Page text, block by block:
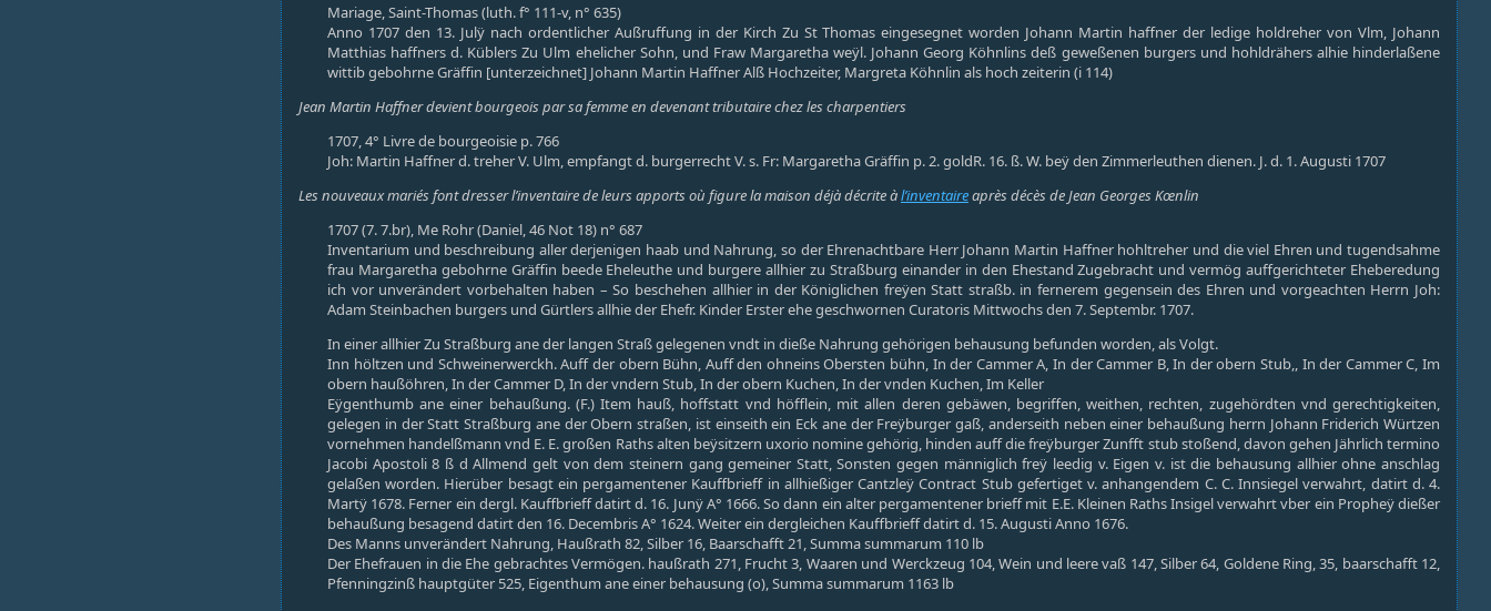
Mariage, Saint-Thomas (luth. f° 111-v, n° 635)
Anno 1707 den 13. Julÿ nach ordentlicher Außruffung in der Kirch Zu St Thomas eingesegnet worden Johann Martin haffner der ledige holdreher von Vlm, Johann
Matthias haffners d. Küblers Zu Ulm ehelicher Sohn, und Fraw Margaretha weÿl. Johann Georg Köhnlins deß geweßenen burgers und hohldrähers alhie hinderlaßene
wittib gebohrne Gräffin [unterzeichnet] Johann Martin Haffner Alß Hochzeiter, Margreta Köhnlin als hoch zeiterin (i 114)
Jean Martin Haffner devient bourgeois par sa femme en devenant tributaire chez les charpentiers
1707, 4° Livre de bourgeoisie p. 766
Joh: Martin Haffner d. treher V. Ulm, empfangt d. burgerrecht V. s. Fr: Margaretha Gräffin p. 2. goldR. 16. ß. W. beÿ den Zimmerleuthen dienen. J. d. 1. Augusti 1707
Les nouveaux mariés font dresser l’inventaire de leurs apports où figure la maison déjà décrite àl’inventaireaprès décès de Jean Georges Kœnlin
1707 (7. 7.br), Me Rohr (Daniel, 46 Not 18) n° 687
Inventarium und beschreibung aller derjenigen haab und Nahrung, so der Ehrenachtbare Herr Johann Martin Haffner hohltreher und die viel Ehren und tugendsahme
frau Margaretha gebohrne Gräffin beede Eheleuthe und burgere allhier zu Straßburg einander in den Ehestand Zugebracht und vermög auffgerichteter Eheberedung
ich vor unverändert vorbehalten haben – So beschehen allhier in der Königlichen freÿen Statt straßb. in fernerem gegensein des Ehren und vorgeachten Herrn Joh:
Adam Steinbachen burgers und Gürtlers allhie der Ehefr. Kinder Erster ehe geschwornen Curatoris Mittwochs den 7. Septembr. 1707.
In einer allhier Zu Straßburg ane der langen Straß gelegenen vndt in dieße Nahrung gehörigen behausung befunden worden, als Volgt.
Inn höltzen und Schweinerwerckh. Auff der obern Bühn, Auff den ohneins Obersten bühn, In der Cammer A, In der Cammer B, In der obern Stub,, In der Cammer C, Im
obern haußöhren, In der Cammer D, In der vndern Stub, In der obern Kuchen, In der vnden Kuchen, Im Keller
Eÿgenthumb ane einer behaußung. (F.) Item hauß, hoffstatt vnd höfflein, mit allen deren gebäwen, begriffen, weithen, rechten, zugehördten vnd gerechtigkeiten,
gelegen in der Statt Straßburg ane der Obern straßen, ist einseith ein Eck ane der Freÿburger gaß, anderseith neben einer behaußung herrn Johann Friderich Würtzen
vornehmen handelßmann vnd E. E. großen Raths alten beÿsitzern uxorio nomine gehörig, hinden auff die freÿburger Zunfft stub stoßend, davon gehen Jährlich termino
Jacobi Apostoli 8 ß d Allmend gelt von dem steinern gang gemeiner Statt, Sonsten gegen männiglich freÿ leedig v. Eigen v. ist die behausung allhier ohne anschlag
gelaßen worden. Hierüber besagt ein pergamentener Kauffbrieff in allhießiger Cantzleÿ Contract Stub gefertiget v. anhangendem C. C. Innsiegel verwahrt, datirt d. 4.
Martÿ 1678. Ferner ein dergl. Kauffbrieff datirt d. 16. Junÿ A° 1666. So dann ein alter pergamentener brieff mit E.E. Kleinen Raths Insigel verwahrt vber ein Propheÿ dießer
behaußung besagend datirt den 16. Decembris A° 1624. Weiter ein dergleichen Kauffbrieff datirt d. 15. Augusti Anno 1676.
Des Manns unverändert Nahrung, Haußrath 82, Silber 16, Baarschafft 21, Summa summarum 110 lb
Der Ehefrauen in die Ehe gebrachtes Vermögen. haußrath 271, Frucht 3, Waaren und Werckzeug 104, Wein und leere vaß 147, Silber 64, Goldene Ring, 35, baarschafft 12,
Pfenningzinß hauptgüter 525, Eigenthum ane einer behausung (o), Summa summarum 1163 lb